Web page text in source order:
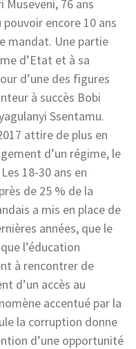
76 ans
encore 10 ans
mandat. Une partie
d’Etat et à sa
d’une des figures
à succès Bobi
Ssentamu.
attire de plus en
d’un régime, le
18-30 ans en
de 25 % de la
a mis en place de
années, que le
l’éducation
à rencontrer de
d’un accès au
accentué par la
la corruption donne
d’une opportunité